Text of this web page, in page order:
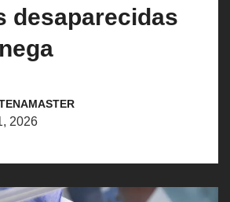
desaparecidas
2026